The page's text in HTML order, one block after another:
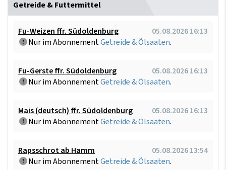
Getreide & Futtermittel
Fu-Weizen ffr. Südoldenburg
05.08.2026 16:13
Nur im AbonnementGetreide & Ölsaaten.
Fu-Gerste ffr. Südoldenburg
05.08.2026 16:13
Nur im AbonnementGetreide & Ölsaaten.
Mais (deutsch) ffr. Südoldenburg
05.08.2026 16:13
Nur im AbonnementGetreide & Ölsaaten.
Rapsschrot ab Hamm
05.08.2026 13:54
Nur im AbonnementGetreide & Ölsaaten.